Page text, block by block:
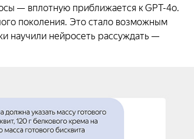
— вплотную приближается к GPT-4o.
поколения. Это стало возможным
научили нейросеть рассуждать —